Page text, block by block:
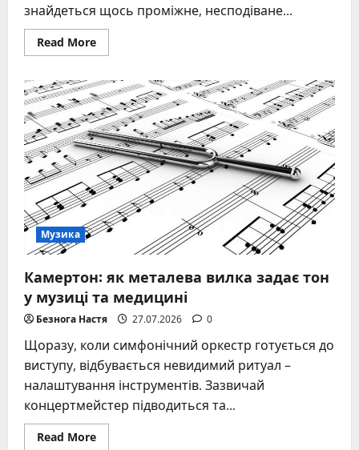
знайдеться щось проміжне, несподіване...
Read MoreRead
more
гід
музичними
жанрами:
від
народних
пісень
до
сучасних
гібридів
Музика
Камертон: як металева вилка задає тон
у музиці та медицині
Безнога Настя 27.07.2026 0
Щоразу, коли симфонічний оркестр готується до
виступу, відбувається невидимий ритуал –
налаштування інструментів. Зазвичай
концертмейстер підводиться та...
Read MoreRead